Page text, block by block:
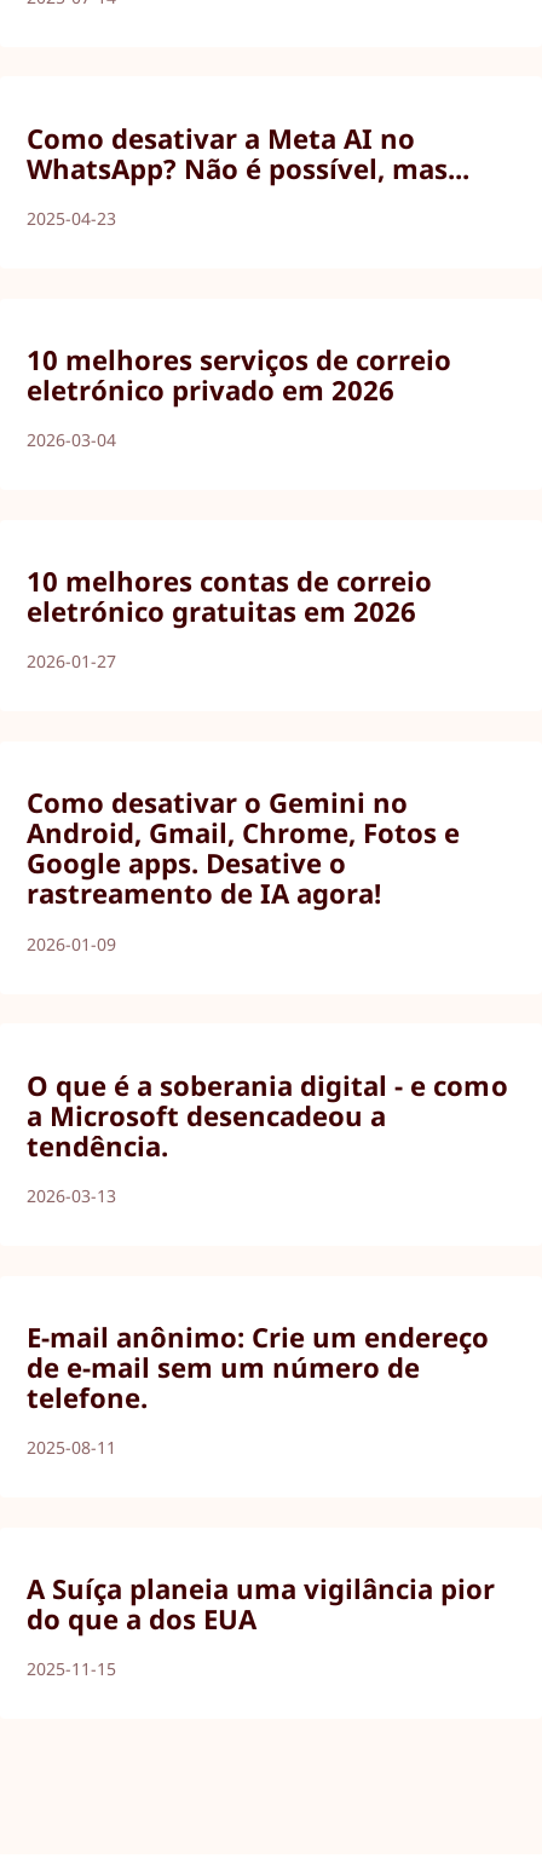
Como desativar a Meta AI no
WhatsApp? Não é possível, mas...
2025-04-23
10 melhores serviços de correio
eletrónico privado em 2026
2026-03-04
10 melhores contas de correio
eletrónico gratuitas em 2026
2026-01-27
Como desativar o Gemini no
Android, Gmail, Chrome, Fotos e
Google apps. Desative o
rastreamento de IA agora!
2026-01-09
O que é a soberania digital - e como
a Microsoft desencadeou a
tendência.
2026-03-13
E-mail anônimo: Crie um endereço
de e-mail sem um número de
telefone.
2025-08-11
A Suíça planeia uma vigilância pior
do que a dos EUA
2025-11-15